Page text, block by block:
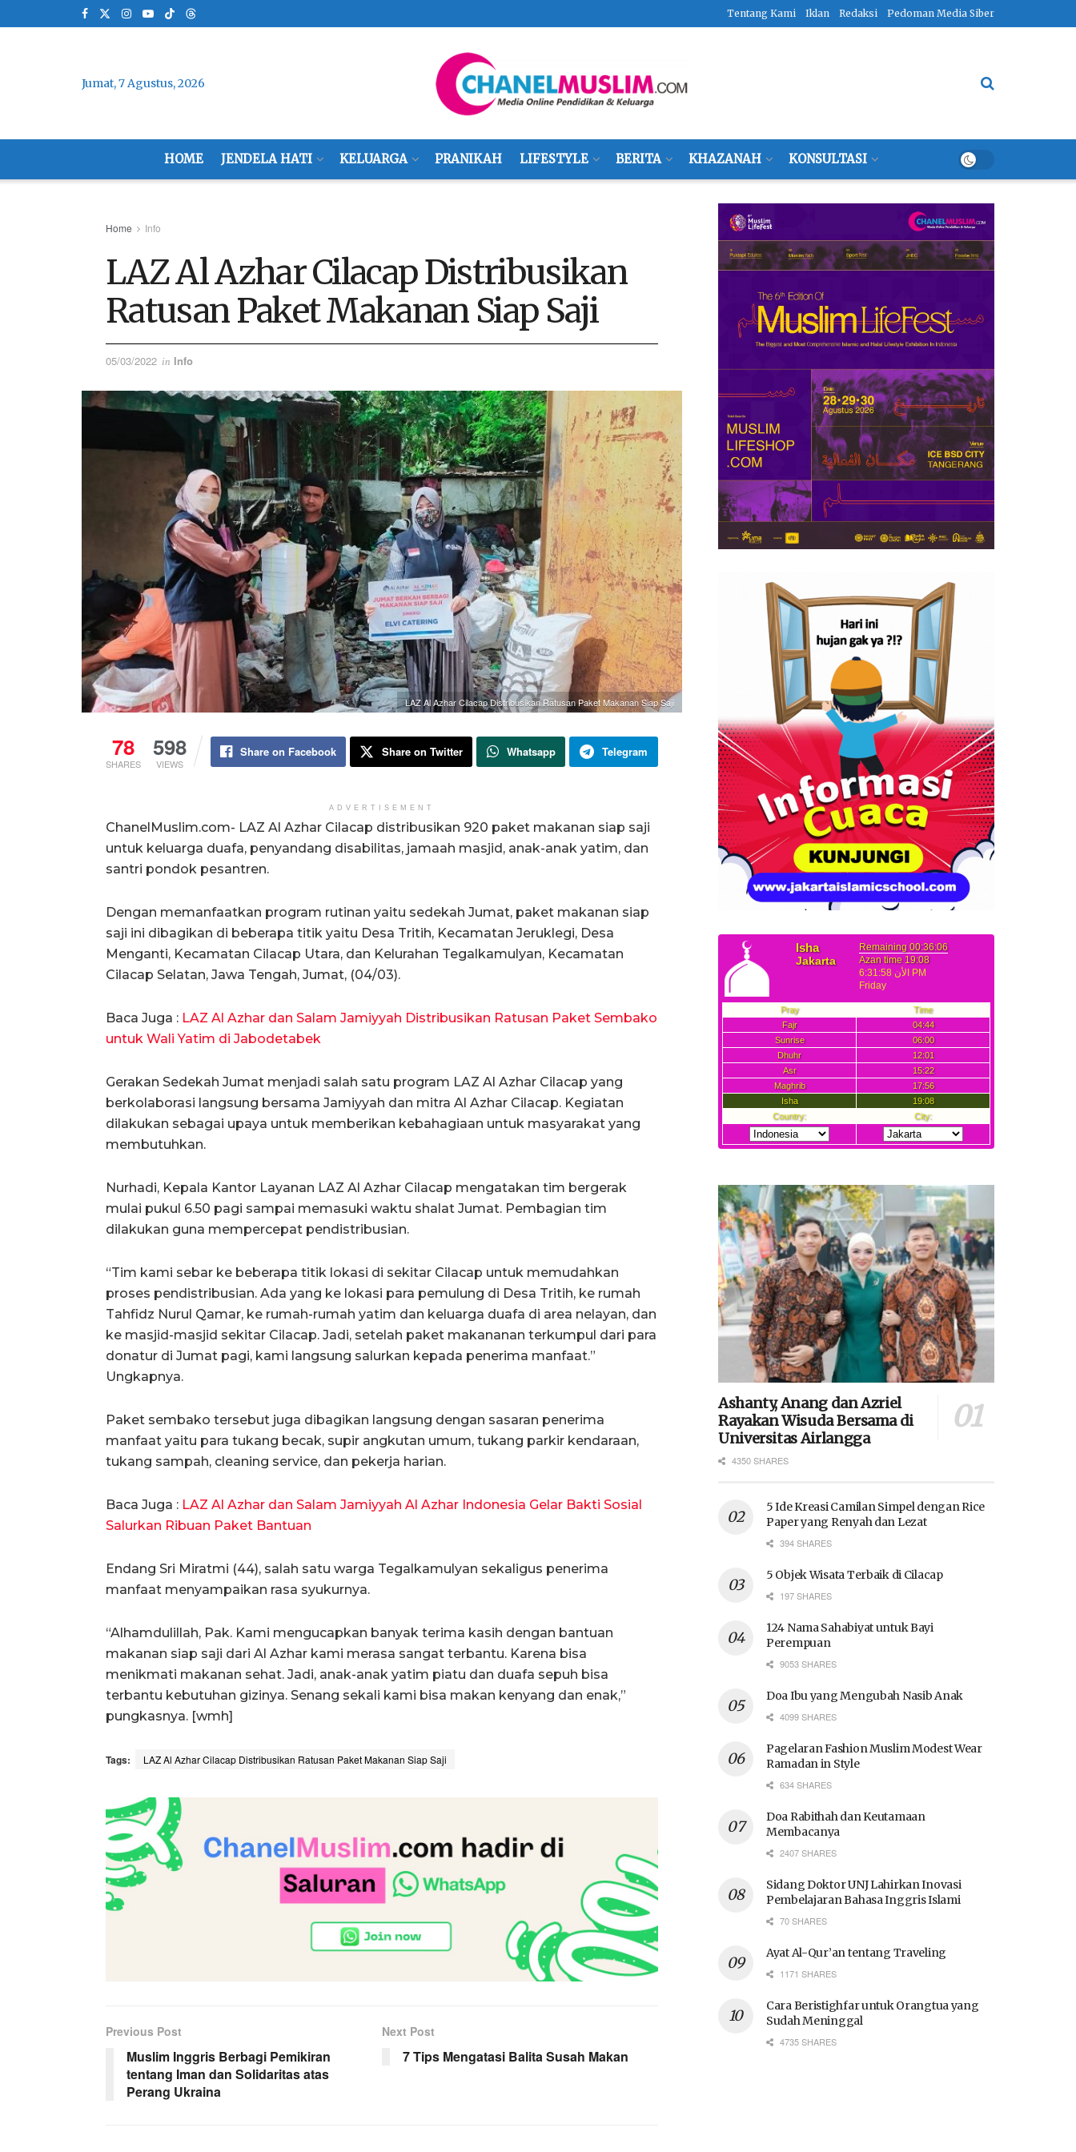
Tentang Kami Iklan Redaksi Pedoman Media Siber
Jumat, 7 Agustus, 2026
HOME JENDELA HATI KELUARGA PRANIKAH LIFESTYLE BERITA KHAZANAH KONSULTASI
Home Info
LAZ Al Azhar Cilacap Distribusikan
Ratusan Paket Makanan Siap Saji
05/03/2022 in Info
LAZ Al Azhar Cilacap Distribusikan Ratusan Paket Makanan Siap Saji
78
SHARES
598
VIEWS
Share on Facebook Share on Twitter Whatsapp Telegram
ADVERTISEMENT
ChanelMuslim.com- LAZ Al Azhar Cilacap distribusikan 920 paket makanan siap saji
untuk keluarga duafa, penyandang disabilitas, jamaah masjid, anak-anak yatim, dan
santri pondok pesantren.
Dengan memanfaatkan program rutinan yaitu sedekah Jumat, paket makanan siap
saji ini dibagikan di beberapa titik yaitu Desa Tritih, Kecamatan Jeruklegi, Desa
Menganti, Kecamatan Cilacap Utara, dan Kelurahan Tegalkamulyan, Kecamatan
Cilacap Selatan, Jawa Tengah, Jumat, (04/03).
Baca Juga : LAZ Al Azhar dan Salam Jamiyyah Distribusikan Ratusan Paket Sembako
untuk Wali Yatim di Jabodetabek
Gerakan Sedekah Jumat menjadi salah satu program LAZ Al Azhar Cilacap yang
berkolaborasi langsung bersama Jamiyyah dan mitra Al Azhar Cilacap. Kegiatan
dilakukan sebagai upaya untuk memberikan kebahagiaan untuk masyarakat yang
membutuhkan.
Nurhadi, Kepala Kantor Layanan LAZ Al Azhar Cilacap mengatakan tim bergerak
mulai pukul 6.50 pagi sampai memasuki waktu shalat Jumat. Pembagian tim
dilakukan guna mempercepat pendistribusian.
“Tim kami sebar ke beberapa titik lokasi di sekitar Cilacap untuk memudahkan
proses pendistribusian. Ada yang ke lokasi para pemulung di Desa Tritih, ke rumah
Tahfidz Nurul Qamar, ke rumah-rumah yatim dan keluarga duafa di area nelayan, dan
ke masjid-masjid sekitar Cilacap. Jadi, setelah paket makananan terkumpul dari para
donatur di Jumat pagi, kami langsung salurkan kepada penerima manfaat.”
Ungkapnya.
Paket sembako tersebut juga dibagikan langsung dengan sasaran penerima
manfaat yaitu para tukang becak, supir angkutan umum, tukang parkir kendaraan,
tukang sampah, cleaning service, dan pekerja harian.
Baca Juga : LAZ Al Azhar dan Salam Jamiyyah Al Azhar Indonesia Gelar Bakti Sosial
Salurkan Ribuan Paket Bantuan
Endang Sri Miratmi (44), salah satu warga Tegalkamulyan sekaligus penerima
manfaat menyampaikan rasa syukurnya.
“Alhamdulillah, Pak. Kami mengucapkan banyak terima kasih dengan bantuan
makanan siap saji dari Al Azhar kami merasa sangat terbantu. Karena bisa
menikmati makanan sehat. Jadi, anak-anak yatim piatu dan duafa sepuh bisa
terbantu kebutuhan gizinya. Senang sekali kami bisa makan kenyang dan enak,”
pungkasnya. [wmh]
Tags: LAZ Al Azhar Cilacap Distribusikan Ratusan Paket Makanan Siap Saji
Previous Post
Muslim Inggris Berbagi Pemikiran
tentang Iman dan Solidaritas atas
Perang Ukraina
Next Post
7 Tips Mengatasi Balita Susah Makan
Ashanty, Anang dan Azriel
Rayakan Wisuda Bersama di
Universitas Airlangga
4350 SHARES
5 Ide Kreasi Camilan Simpel dengan Rice
Paper yang Renyah dan Lezat
394 SHARES
5 Objek Wisata Terbaik di Cilacap
197 SHARES
124 Nama Sahabiyat untuk Bayi
Perempuan
9053 SHARES
Doa Ibu yang Mengubah Nasib Anak
4099 SHARES
Pagelaran Fashion Muslim Modest Wear
Ramadan in Style
634 SHARES
Doa Rabithah dan Keutamaan
Membacanya
2407 SHARES
Sidang Doktor UNJ Lahirkan Inovasi
Pembelajaran Bahasa Inggris Islami
70 SHARES
Ayat Al-Qur’an tentang Traveling
1171 SHARES
Cara Beristighfar untuk Orangtua yang
Sudah Meninggal
4735 SHARES